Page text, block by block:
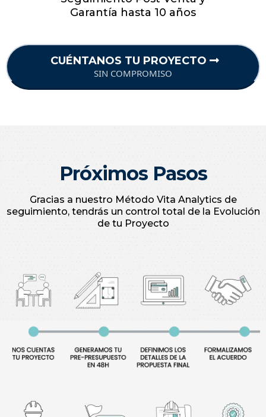
Aseguramos todo el Proceso
Seguimiento y Garantía Final
Garantía hasta 10 años
CUÉNTANOS TU PROYECTO
SIN COMPROMISO